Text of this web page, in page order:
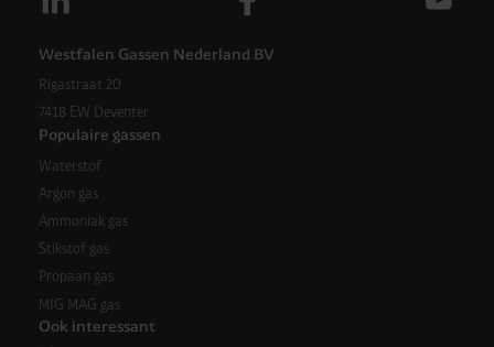
Westfalen Gassen Nederland BV
Rigastraat 20
7418 EW Deventer
Populaire gassen
Waterstof
Argon gas
Ammoniak gas
Stikstof gas
Propaan gas
MIG MAG gas
Ook interessant